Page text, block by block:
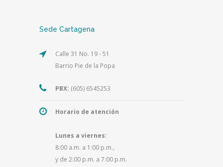
Sede Cartagena
Calle 31 No. 19 - 51
Barrio Pie de la Popa
PBX: (605) 6545253
Horario de atención
Lunes a viernes:
8:00 a.m. a 1:00 p.m.,
y de 2:00 p.m. a 7:00 p.m.